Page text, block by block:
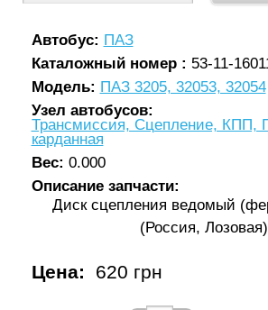
Автобус: ПАЗ
Каталожный номер : 53-11-
Модель: ПАЗ 3205, 32053, 32054
Узел автобусов:
Трансмиссия, Сцепление, КПП,
карданная
Вес: 0.000
Описание запчасти:
Диск сцепления ведомый
(Россия, Лозовая)
Цена: 620 грн